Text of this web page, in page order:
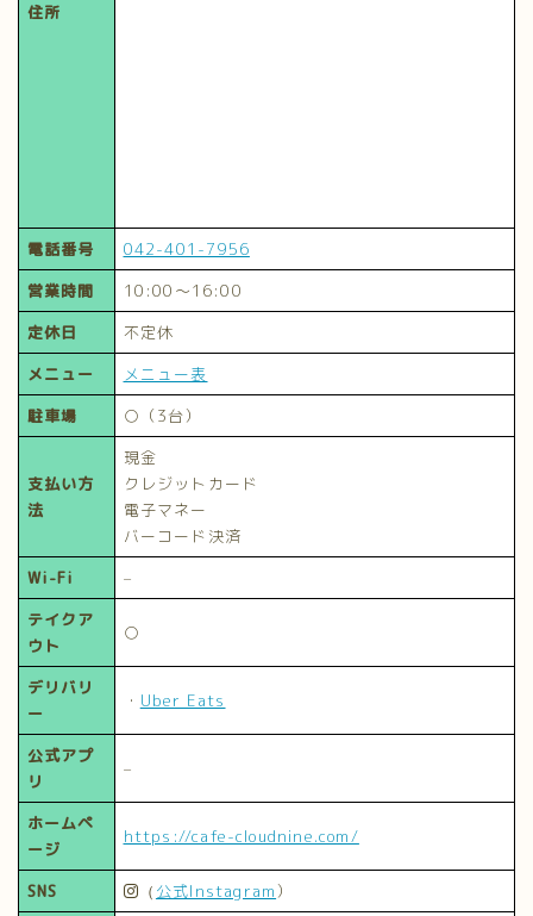
住所
電話番号
042-401-7956
営業時間
10:00～16:00
定休日
不定休
メニュー
メニュー表
駐車場
○（3台）
支払い方
法
現金
クレジットカード
電子マネー
バーコード決済
Wi-Fi
–
テイクア
ウト
○
デリバリ
ー
・ Uber Eats
公式アプ
リ
–
ホームペ
ージ
https://cafe-cloudnine.com/
SNS （ 公式Instagram）